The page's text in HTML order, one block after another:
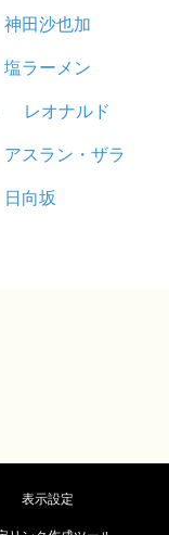
神田沙也加
塩ラーメン
レオナルド
アスラン・ザラ
日向坂
表示設定